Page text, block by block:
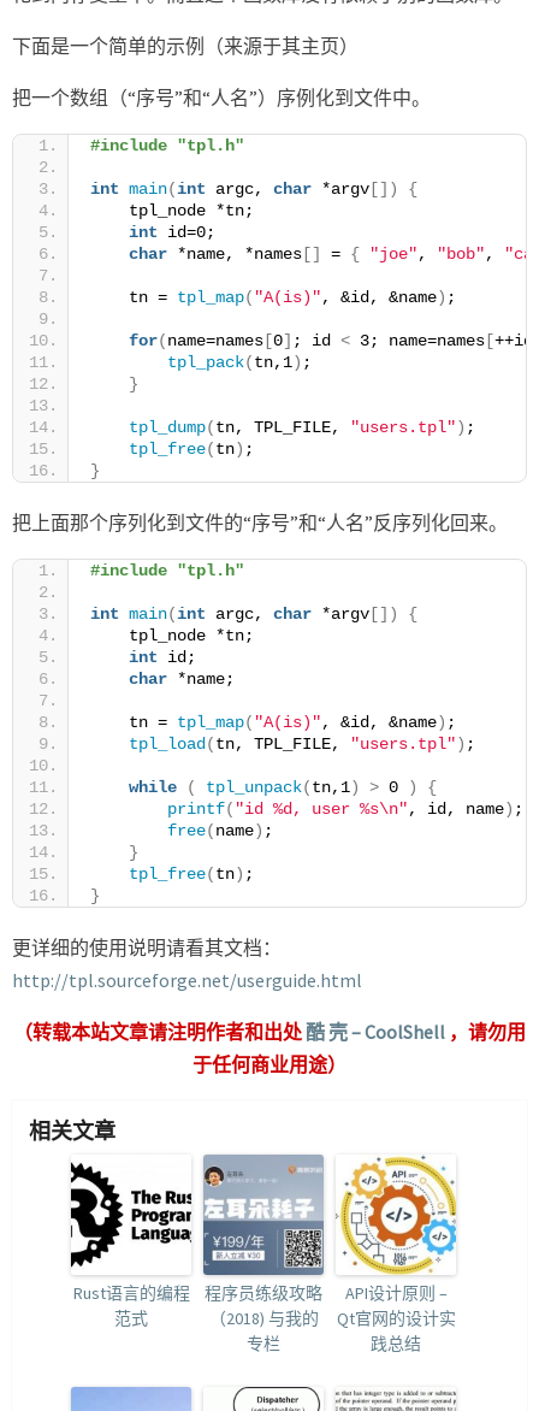
下面是一个简单的示例（来源于其主页）
把一个数组（“序号”和“人名”）序例化到文件中。
#include "tpl.h"
int main(int argc, char *argv [])
{
    tpl_node *tn;
int id=0;
char *name, *names [] = { "joe", "bob",
    tn =
tpl_map( "A(is)", &id, &name) ;
for(name=names [0] ; id < 3; name=names [++id
tpl_pack(tn,1) ;
}
tpl_dump(tn, TPL_FILE, "users.tpl") ;
tpl_free(tn) ;
}
把上面那个序列化到文件的“序号”和“人名”反序列化回来。
#include "tpl.h"
int main(int argc, char *argv [])
{
    tpl_node *tn;
int id;
char *name;
    tn =
tpl_map( "A(is)", &id, &name) ;
tpl_load (tn, TPL_FILE, "users.tpl") ;
while ( tpl_unpack(tn,1) > 0 )
{
printf( "id %d, user %s\n", id, name) ;
free(name) ;
}
tpl_free(tn) ;
}
更详细的使用说明请看其文档：
http://tpl.sourceforge.net/userguide.html
（转载本站文章请注明作者和出处酷 壳 – CoolShell ，请勿用
于任何商业用途）
相关文章
Rust语言的编程
范式
程序员练级攻略
（2018) 与我的
专栏
API设计原则 –
Qt官网的设计实
践总结